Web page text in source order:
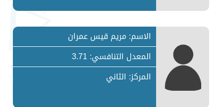
الاسم: مريم قيس عمران
المعدل التنافسي: 3.71
المركز: الثاني